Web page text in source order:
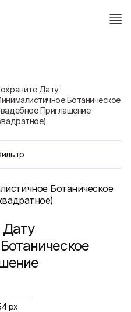
Дату
Ботаническое
Приглашение
Дату
px